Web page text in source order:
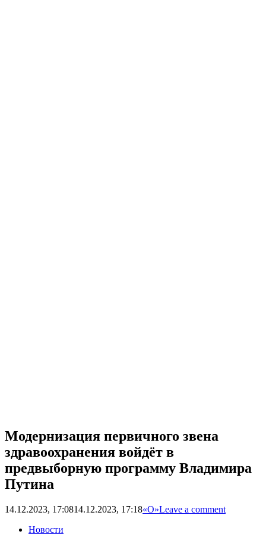
Модернизация первичного звена
здравоохранения войдёт в
предвыборную программу Владимира
Путина
14.12.2023, 17:0814.12.2023, 17:18«О»Leave a comment
Новости